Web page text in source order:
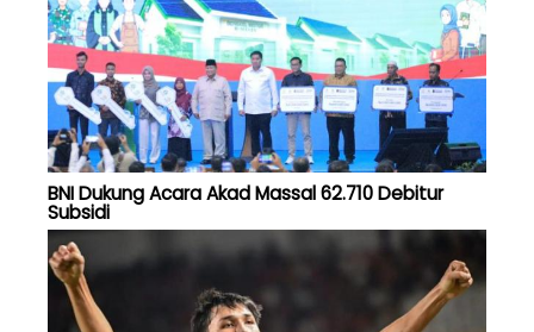
BNI Dukung Acara Akad Massal 62.710 Debitur
Subsidi